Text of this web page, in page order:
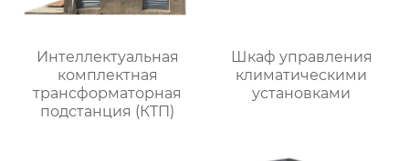
Интеллектуальная
комплектная
трансформаторная
подстанция (КТП)
Шкаф управления
климатическими
установками